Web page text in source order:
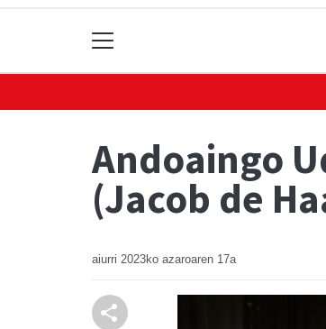
Andoaingo
(Jacob de
aiurri 2023ko azaroaren 17a